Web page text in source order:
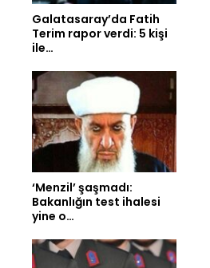
Galatasaray’da Fatih
Terim rapor verdi: 5 kişi
ile…
‘Menzil’ şaşmadı:
Bakanlığın test ihalesi
yine o…